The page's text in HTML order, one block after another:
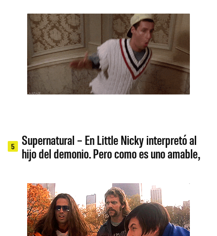
5
Supernatural – En Little Nicky interpretó al
hijo del demonio. Pero como es uno amable,